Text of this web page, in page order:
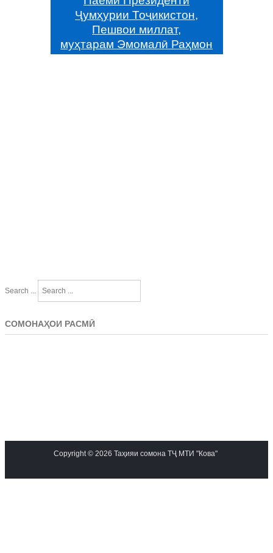
Ҷумҳурии Тоҷикистон,
Пешвои миллат,
муҳтарам Эмомалӣ Раҳмон
Search ...
СОМОНАҲОИ РАСМӢ
Copyright © 2026 Таҳияи сомона ТҶ МТИ "Кова"